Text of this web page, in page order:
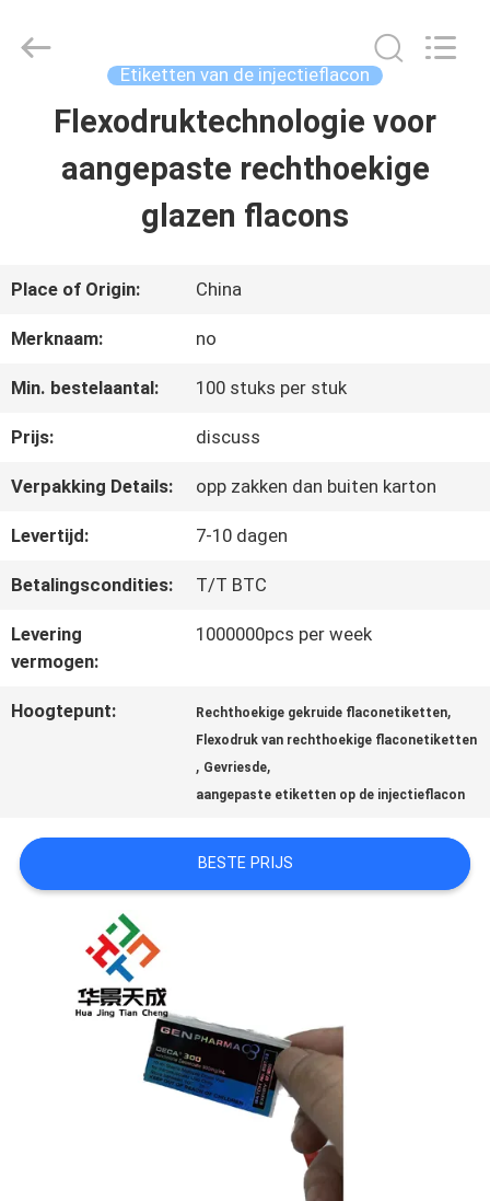
HUIS
PRODUCTEN
ONGEVEER
ONS
KWALITEITSCONTROLE
SITEMAP
PRIVACY
POLICY
(Xiamen)
Etiketten van de injectieflacon
Flexodruktechnologie voor
aangepaste rechthoekige
glazen flacons
Place of Origin: China
Merknaam: no
Min. bestelaantal: 100 stuks per stuk
Prijs: discuss
Verpakking Details: opp zakken dan buiten karton
Levertijd: 7-10 dagen
Betalingscondities: T/T BTC
Levering
vermogen:
1000000pcs per week
Hoogtepunt: Rechthoekige gekruide flaconetiketten,
Flexodruk van rechthoekige flaconetiketten
, Gevriesde,
aangepaste etiketten op de injectieflacon
BESTE PRIJS